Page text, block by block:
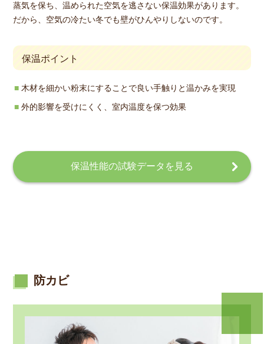
蒸気を保ち、温められた空気を逃さない保温効果があります。
だから、空気の冷たい冬でも壁がひんやりしないのです。
保温ポイント
木材を細かい粉末にすることで良い手触りと温かみを実現
外的影響を受けにくく、室内温度を保つ効果
保温性能の試験データを見る
防カビ